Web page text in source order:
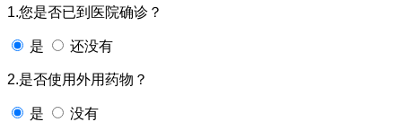
1.您是否已到医院确诊？
是 还没有
2.是否使用外用药物？
是 没有